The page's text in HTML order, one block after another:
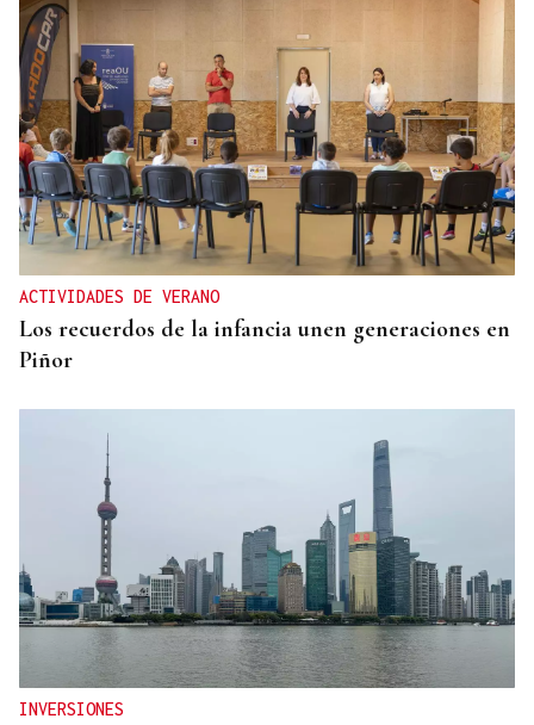
FUEGO FORESTAL
Un nuevo incendio junto a las vías del tren alerta
a los vecinos de Ourense: “Estaba ardendo ao lado
da miña casa”
ACTIVIDADES DE VERANO
Los recuerdos de la infancia unen generaciones en
Piñor
INVERSIONES